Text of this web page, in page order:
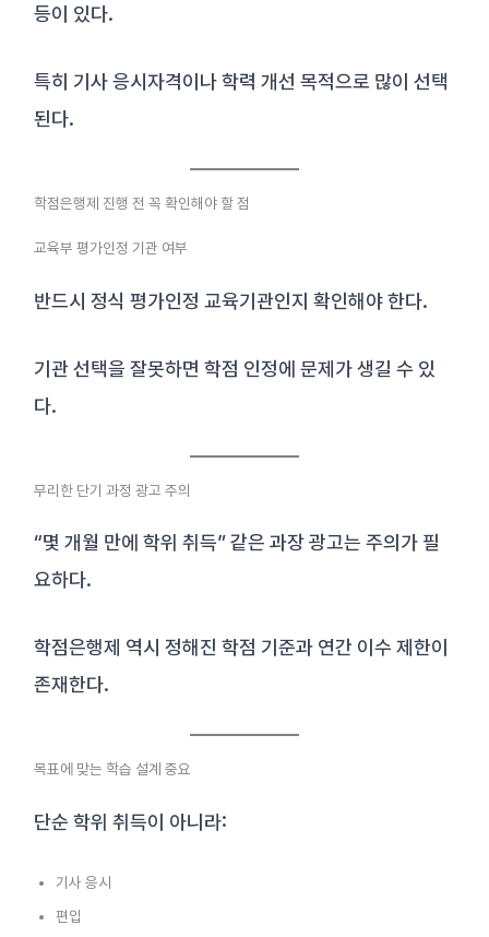
등이 있다.
특히 기사 응시자격이나 학력 개선 목적으로 많이 선택
된다.
학점은행제 진행 전 꼭 확인해야 할 점
교육부 평가인정 기관 여부
반드시 정식 평가인정 교육기관인지 확인해야 한다.
기관 선택을 잘못하면 학점 인정에 문제가 생길 수 있
다.
무리한 단기 과정 광고 주의
“몇 개월 만에 학위 취득” 같은 과장 광고는 주의가 필
요하다.
학점은행제 역시 정해진 학점 기준과 연간 이수 제한이
존재한다.
목표에 맞는 학습 설계 중요
단순 학위 취득이 아니라:
기사 응시
편입